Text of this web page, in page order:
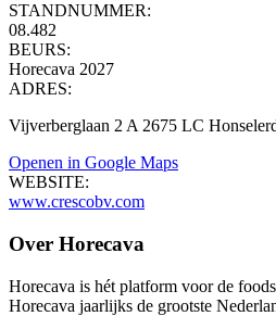
STANDNUMMER:
08.482
BEURS:
Horecava 2027
ADRES:
Vijverberglaan 2 A 2675 LC
Openen in Google Maps
WEBSITE:
www.crescobv.com
Over Horecava
Horecava is hét platform voor de
Horecava jaarlijks de grootste